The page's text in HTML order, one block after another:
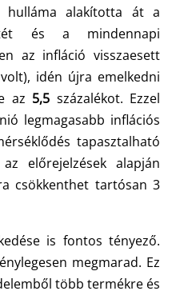
hulláma alakította át a
és a mindennapi
az infláció visszaesett
idén újra emelkedni
az 5,5 százalékot. Ezzel
legmagasabb inflációs
tapasztalható
előrejelzések alapján
csökkenthet tartósan 3
is fontos tényező.
megmarad. Ez
több termékre és